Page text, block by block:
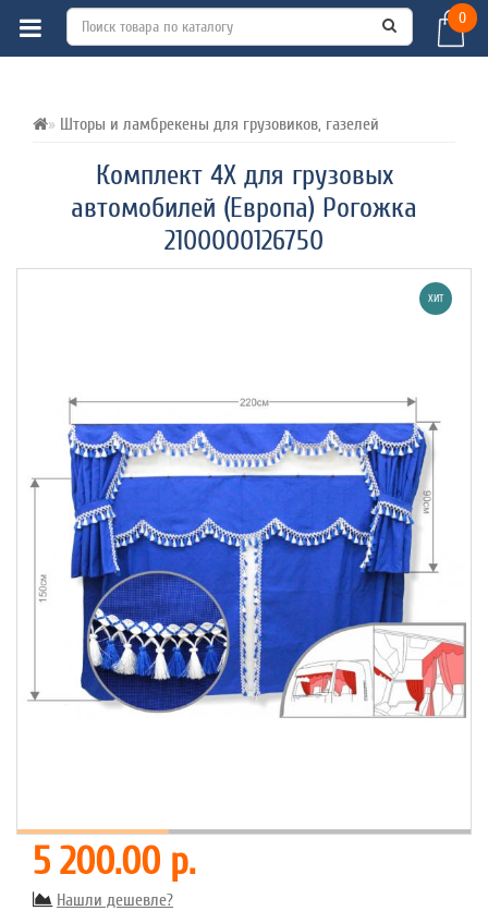
0
Шторы и ламбрекены для грузовиков, газелей
Комплект 4Х для грузовых
автомобилей (Европа) Рогожка
2100000126750
ВСЕ О ТОВАРЕ ХАРАКТЕРИСТИКИ
ХИТ
5 200.00 р.
Нашли дешевле?